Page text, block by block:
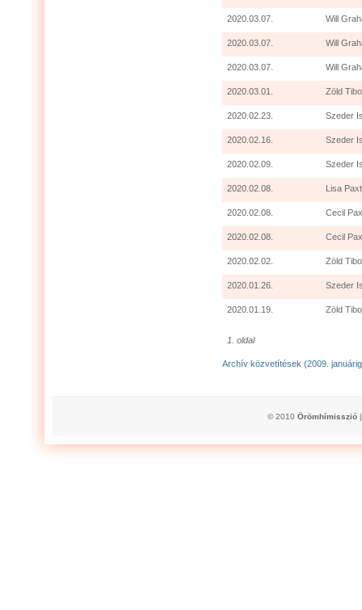
2020.03.07. Will
2020.03.07. Will
2020.03.07. Will
2020.03.01. Zöld
2020.02.23. Szeder
2020.02.16. Szeder
2020.02.09. Szeder
2020.02.08. Lisa
2020.02.08. Cecil
2020.02.08. Cecil
2020.02.02. Zöld
2020.01.26. Szeder
2020.01.19. Zöld
1. oldal
Archív közvetítések (2009.
© 2010 Örömhímisszió